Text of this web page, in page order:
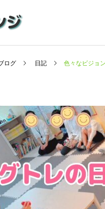
ログ 日記 色々なビジョ